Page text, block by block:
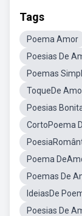
Tags
Poema Amor
Poesias De
Poemas
ToqueDe
Poesias
CortoPoema
Poema
Poemas De
IdeiasDe
Poesias De